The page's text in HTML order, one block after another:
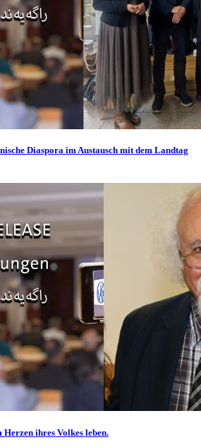
Diaspora im Austausch mit dem Landtag
ihres Volkes leben.